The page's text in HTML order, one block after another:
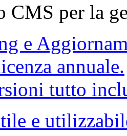
CMS per la
e
annuale.
tutto
e